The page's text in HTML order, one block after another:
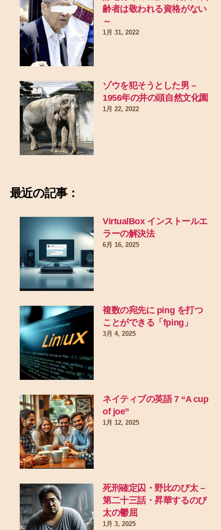
齢者は敬われる資格がない
～
1月 31, 2022
ゾウを犯そうとした男 –
1956年の井の頭自然文化園
1月 22, 2022
最近の記事：
VirtualBox インストールエ
ラーの解決法
6月 16, 2025
複数の宛先に ping を打つ
ことができる「fping」
3月 4, 2025
ネイティブの英語 7 “A cup
of joe”
1月 12, 2025
死刑確定囚・野比のび太 –
第二十三話・昇華するのび
太の鬱屈
1月 3, 2025